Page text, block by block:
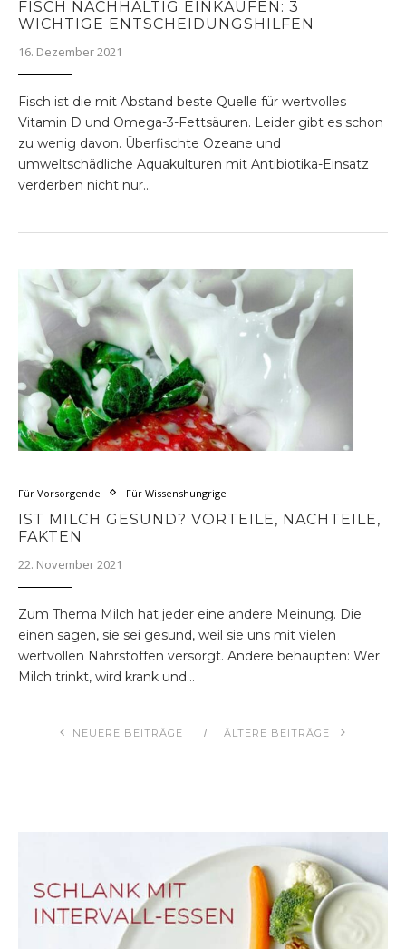
FISCH NACHHALTIG EINKAUFEN: 3
WICHTIGE ENTSCHEIDUNGSHILFEN
16. Dezember 2021
Fisch ist die mit Abstand beste Quelle für wertvolles
Vitamin D und Omega-3-Fettsäuren. Leider gibt es schon
zu wenig davon. Überfischte Ozeane und
umweltschädliche Aquakulturen mit Antibiotika-Einsatz
verderben nicht nur…
Für Vorsorgende Für Wissenshungrige
IST MILCH GESUND? VORTEILE, NACHTEILE,
FAKTEN
22. November 2021
Zum Thema Milch hat jeder eine andere Meinung. Die
einen sagen, sie sei gesund, weil sie uns mit vielen
wertvollen Nährstoffen versorgt. Andere behaupten: Wer
Milch trinkt, wird krank und…
NEUERE BEITRÄGE ÄLTERE BEITRÄGE